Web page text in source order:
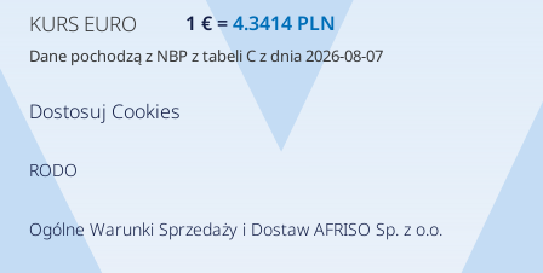
Dostosuj Cookies
RODO
Ogólne Warunki Sprzedaży i Dostaw AFRISO Sp. z o.o.
KURS EURO 1 € =4.3414 PLN
Dane pochodzą z NBP z tabeli C z dnia 2026-08-07